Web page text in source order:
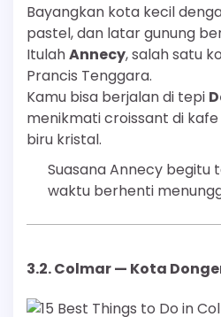
Bayangkan kota kecil
pastel, dan latar gunung
ItulahAnnecy, salah satu
Prancis Tenggara.
Kamu bisa berjalan di tepi
menikmati croissant di
biru kristal.
Suasana Annecy begitu
waktu berhenti
3.2.Colmar — Kota